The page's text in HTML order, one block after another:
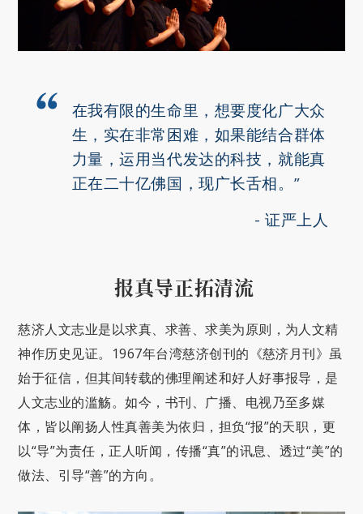
在我有限的生命里，想要度化广大众
生，实在非常困难，如果能结合群体
力量，运用当代发达的科技，就能真
正在二十亿佛国，现广长舌相。”
证严上人
报真导正拓清流
慈济人文志业是以求真、求善、求美为原则，为人文精
神作历史见证。1967年台湾慈济创刊的《慈济月刊》虽
始于征信，但其间转载的佛理阐述和好人好事报导，是
人文志业的滥觞。如今，书刊、广播、电视乃至多媒
体，皆以阐扬人性真善美为依归，担负“报”的天职，更
以“导”为责任，正人听闻，传播“真”的讯息、透过“美”的
做法、引导“善”的方向。